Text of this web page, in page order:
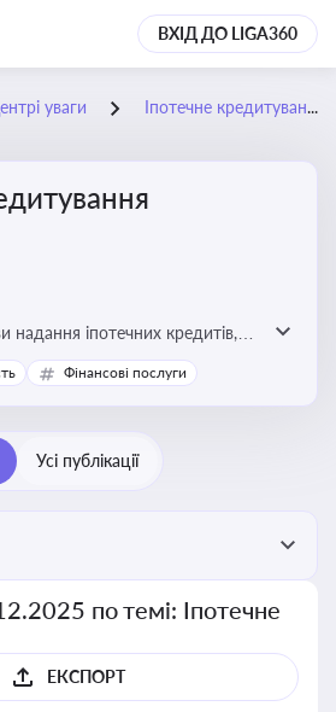
ВХІД ДО LIGA360
уваги Іпотечне кредитування
надання іпотечних кредитів,
та тенденції на ринку житла
Фінансові послуги
Усі публікації
по темі: Іпотечне
ЕКСПОРТ